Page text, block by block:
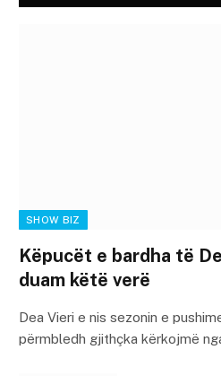
SHOW BIZ
Këpucët e bardha të
duam këtë verë
Dea Vieri e nis sezonin e
përmbledh gjithçka kërkojmë